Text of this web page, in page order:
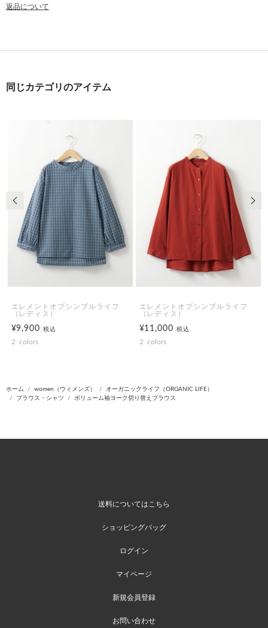
返品について
同じカテゴリのアイテム
エレメントオブシンプルライフ
（レディス）
¥9,900税込
2 colors
エレメントオブシンプルライフ
（レディス）
¥11,000税込
2 colors
前の画像
ホーム women（ウィメンズ）
オーガニックライフ（ORGANIC LIFE）
ブラウス・シャツ
ボリューム袖ヨーク切り替えブラウス
送料についてはこちら
ショッピングバッグ
ログイン
マイページ
新規会員登録
お問い合わせ